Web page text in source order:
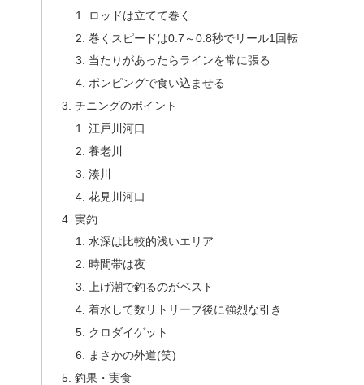
ロッドは立てて巻く
巻くスピードは0.7～0.8秒でリール1回転
当たりがあったらラインを常に張る
ポンピングで食い込ませる
チニングのポイント
江戸川河口
養老川
湊川
花見川河口
実釣
水深は比較的浅いエリア
時間帯は夜
上げ潮で釣るのがベスト
着水して数リトリーブ後に強烈な引き
クロダイゲット
まさかの外道(笑)
釣果・実食